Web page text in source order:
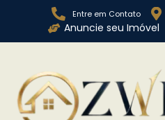
Entre em Contato
Anuncie seu Imóvel